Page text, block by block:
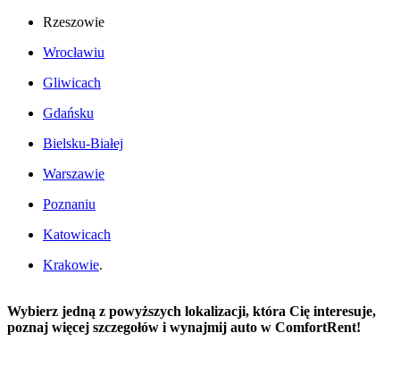
Rzeszowie
Wrocławiu
Gliwicach
Gdańsku
Bielsku-Białej
Warszawie
Poznaniu
Katowicach
Krakowie.
Wybierz jedną z powyższych lokalizacji, która Cię interesuje,
poznaj więcej szczegołów i wynajmij auto w ComfortRent!